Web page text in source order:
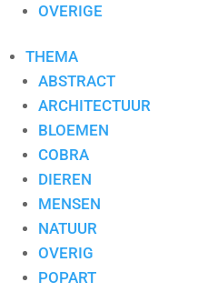
VAN DER MADE
WIL WILLEMSE
OVERIGE
THEMA
ABSTRACT
ARCHITECTUUR
BLOEMEN
COBRA
DIEREN
MENSEN
NATUUR
OVERIG
POPART